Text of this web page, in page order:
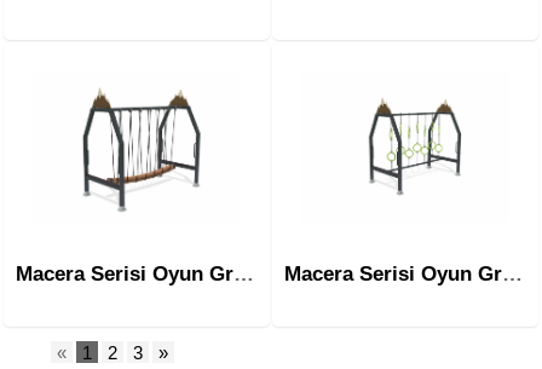
Macera Serisi Oyun Grubu Mac-2006 Macera Serisi Oyun Grubu Mac-2007
« 1 2 3 »